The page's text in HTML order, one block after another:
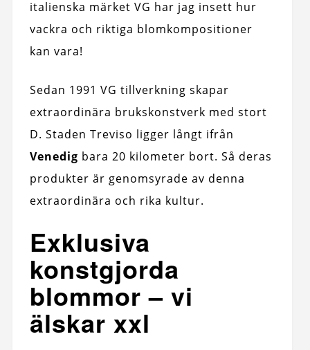
italienska märket VG har jag insett hur
vackra och riktiga blomkompositioner
kan vara!
Sedan 1991 VG tillverkning skapar
extraordinära brukskonstverk med stort
D. Staden Treviso ligger långt ifrån
Venedig bara 20 kilometer bort. Så deras
produkter är genomsyrade av denna
extraordinära och rika kultur.
Exklusiva
konstgjorda
blommor – vi
älskar xxl